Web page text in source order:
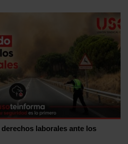
laborales ante los